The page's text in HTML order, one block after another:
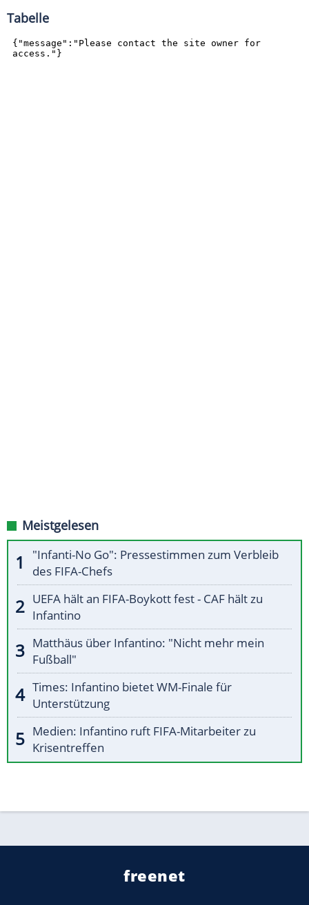
Tabelle
Meistgelesen
"Infanti-No Go": Pressestimmen zum Verbleib
des FIFA-Chefs
UEFA hält an FIFA-Boykott fest - CAF hält zu
Infantino
Matthäus über Infantino: "Nicht mehr mein
Fußball"
Times: Infantino bietet WM-Finale für
Unterstützung
Medien: Infantino ruft FIFA-Mitarbeiter zu
Krisentreffen
freenet